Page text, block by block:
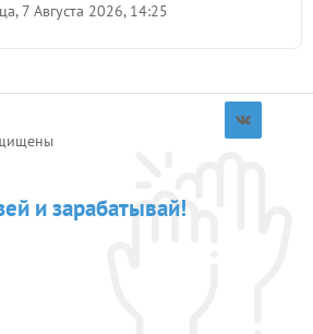
7 Августа 2026, 14:25
и зарабатывай!